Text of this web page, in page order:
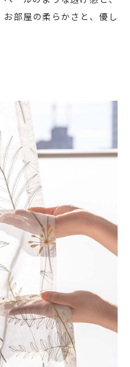
部屋の柔らかさと、優し